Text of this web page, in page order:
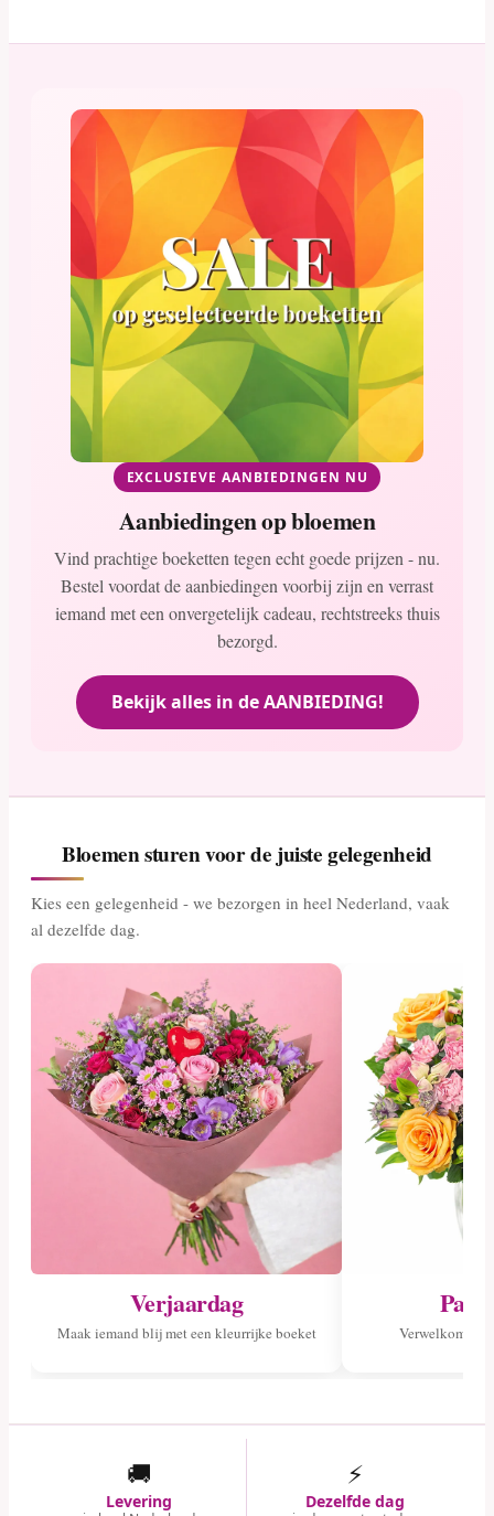
EXCLUSIEVE AANBIEDINGEN NU
Aanbiedingen op bloemen
Vind prachtige boeketten tegen echt goede prijzen - nu.
Bestel voordat de aanbiedingen voorbij zijn en verrast
iemand met een onvergetelijk cadeau, rechtstreeks thuis
bezorgd.
Bekijk alles in de AANBIEDING!
Bloemen sturen voor de juiste gelegenheid
Kies een gelegenheid - we bezorgen in heel Nederland, vaak
al dezelfde dag.
Verjaardag
Maak iemand blij met een kleurrijke boeket Verwelkom
🚚
Levering
⚡
Dezelfde dag